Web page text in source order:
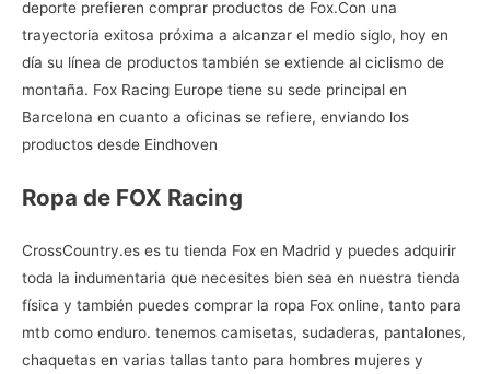
deporte prefieren comprar productos de Fox.Con una
trayectoria exitosa próxima a alcanzar el medio siglo, hoy en
día su línea de productos también se extiende al ciclismo de
montaña. Fox Racing Europe tiene su sede principal en
Barcelona en cuanto a oficinas se refiere, enviando los
productos desde Eindhoven
Ropa de FOX Racing
CrossCountry.es es tu tienda Fox en Madrid y puedes adquirir
toda la indumentaria que necesites bien sea en nuestra tienda
física y también puedes comprar la ropa Fox online, tanto para
mtb como enduro. tenemos camisetas, sudaderas, pantalones,
chaquetas en varias tallas tanto para hombres mujeres y